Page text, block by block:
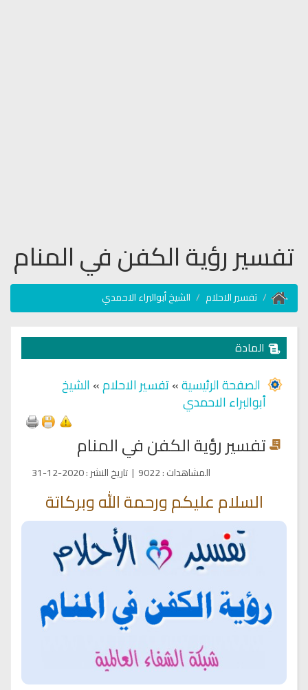
تفسير رؤية الكفن في المنام
تفسير الاحلام الشيخ أبوالبراء الاحمدي
المادة
الصفحة الرئيسية»تفسير الاحلام»الشيخ
أبوالبراء الاحمدي
تفسير رؤية الكفن في المنام
المشاهدات:
9022
| تاريخ النشر:
2020-12-31
السلام عليكم ورحمة الله وبركاتة